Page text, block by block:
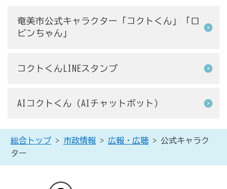
奄美市公式キャラクター「コクトくん」「ロ
ビンちゃん」
コクトくんLINEスタンプ
AIコクトくん（AIチャットボット）
総合トップ > 市政情報 > 広報・広聴 > 公式キャラク
ター